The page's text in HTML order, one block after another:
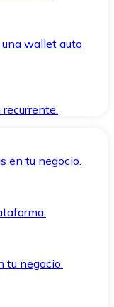
wallet auto
en tu negocio.
tu negocio.